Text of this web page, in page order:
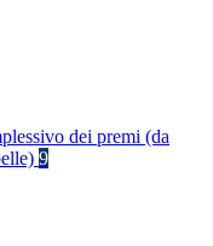
dei premi (da
9